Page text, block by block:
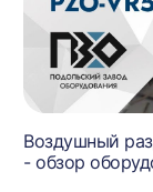
Воздушный
- обзор